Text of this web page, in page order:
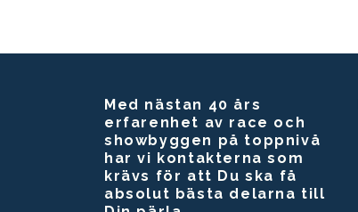
Med nästan 40 års
erfarenhet av race och
showbyggen på toppnivå
har vi kontakterna som
krävs för att Du ska få
absolut bästa delarna till